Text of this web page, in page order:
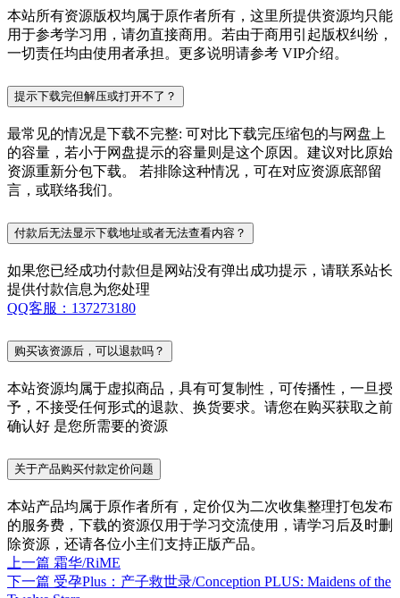
本站所有资源版权均属于原作者所有，这里所提供资源均只能
用于参考学习用，请勿直接商用。若由于商用引起版权纠纷，
一切责任均由使用者承担。更多说明请参考 VIP介绍。
提示下载完但解压或打开不了？
最常见的情况是下载不完整: 可对比下载完压缩包的与网盘上
的容量，若小于网盘提示的容量则是这个原因。建议对比原始
资源重新分包下载。 若排除这种情况，可在对应资源底部留
言，或联络我们。
付款后无法显示下载地址或者无法查看内容？
如果您已经成功付款但是网站没有弹出成功提示，请联系站长
提供付款信息为您处理
QQ客服：137273180
购买该资源后，可以退款吗？
本站资源均属于虚拟商品，具有可复制性，可传播性，一旦授
予，不接受任何形式的退款、换货要求。请您在购买获取之前
确认好 是您所需要的资源
关于产品购买付款定价问题
本站产品均属于原作者所有，定价仅为二次收集整理打包发布
的服务费，下载的资源仅用于学习交流使用，请学习后及时删
除资源，还请各位小主们支持正版产品。
上一篇 霜华/RiME
下一篇 受孕Plus：产子救世录/Conception PLUS: Maidens of the